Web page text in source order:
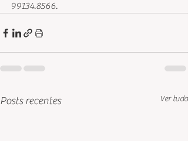
99134.8566.
Posts recentes Ver tudo